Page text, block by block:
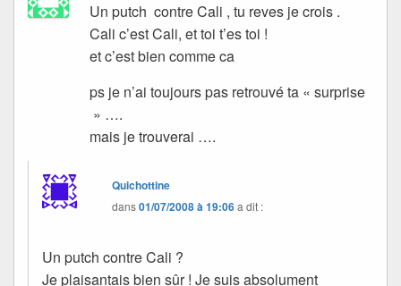
Un putch contre Cali , tu reves je crois .
Cali c’est Cali, et toi t’es toi !
et c’est bien comme ca
ps je n’ai toujours pas retrouvé ta « surprise
» ….
mais je trouverai ….
Quichottine
dans01/07/2008 à 19:06a dit :
Un putch contre Cali ?
Je plaisantais bien sûr ! Je suis absolument